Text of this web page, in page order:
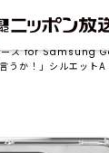
ース for Samsung
うか！」シルエットA